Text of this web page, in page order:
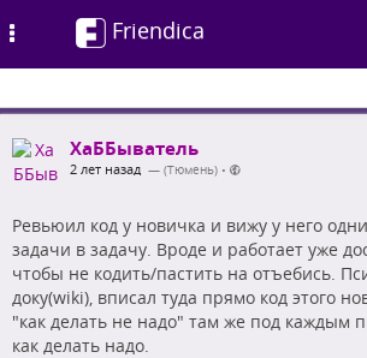
Friendica
ХаББыватель
2 лет назад — (Тюмень) •
Ревьюил код у новичка и вижу у него
задачи в задачу. Вроде и работает уже
чтобы не кодить/пастить на отъебись.
доку(wiki), вписал туда прямо код этого
"как делать не надо" там же под каждым
как делать надо.